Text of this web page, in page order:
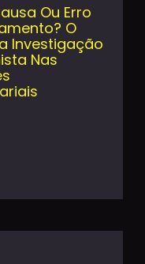
Ou Erro
O
Investigação
Nas